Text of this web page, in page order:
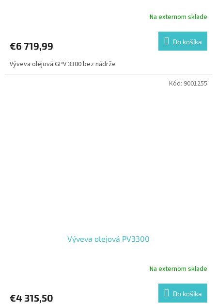
Na externom sklade
€6 719,99 Do košíka
Výveva olejová GPV 3300 bez nádrže
Výveva olejová PV3300
Na externom sklade
€4 315,50 Do košíka
Kód: 9001255